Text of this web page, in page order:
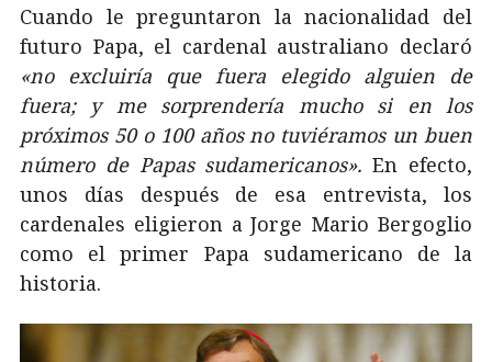
Cuando le preguntaron la nacionalidad del
futuro Papa, el cardenal australiano declaró
«no excluiría que fuera elegido alguien de
fuera; y me sorprendería mucho si en los
próximos 50 o 100 años no tuviéramos un buen
número de Papas sudamericanos». En efecto,
unos días después de esa entrevista, los
cardenales eligieron a Jorge Mario Bergoglio
como el primer Papa sudamericano de la
historia.